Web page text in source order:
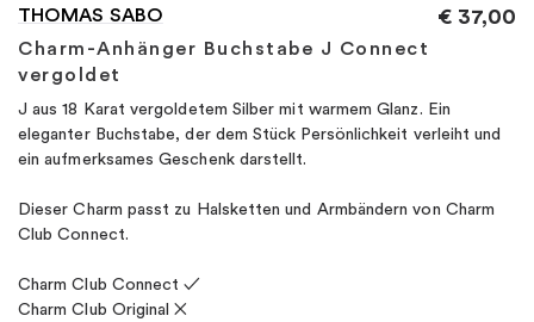
THOMAS SABO
Charm-Anhänger Buchstabe J Connect
vergoldet
€ 37,00
J aus 18 Karat vergoldetem Silber mit warmem Glanz. Ein
eleganter Buchstabe, der dem Stück Persönlichkeit verleiht und
ein aufmerksames Geschenk darstellt.
Dieser Charm passt zu Halsketten und Armbändern von Charm
Club Connect.
Charm Club Connect ✓
Charm Club Original ✕